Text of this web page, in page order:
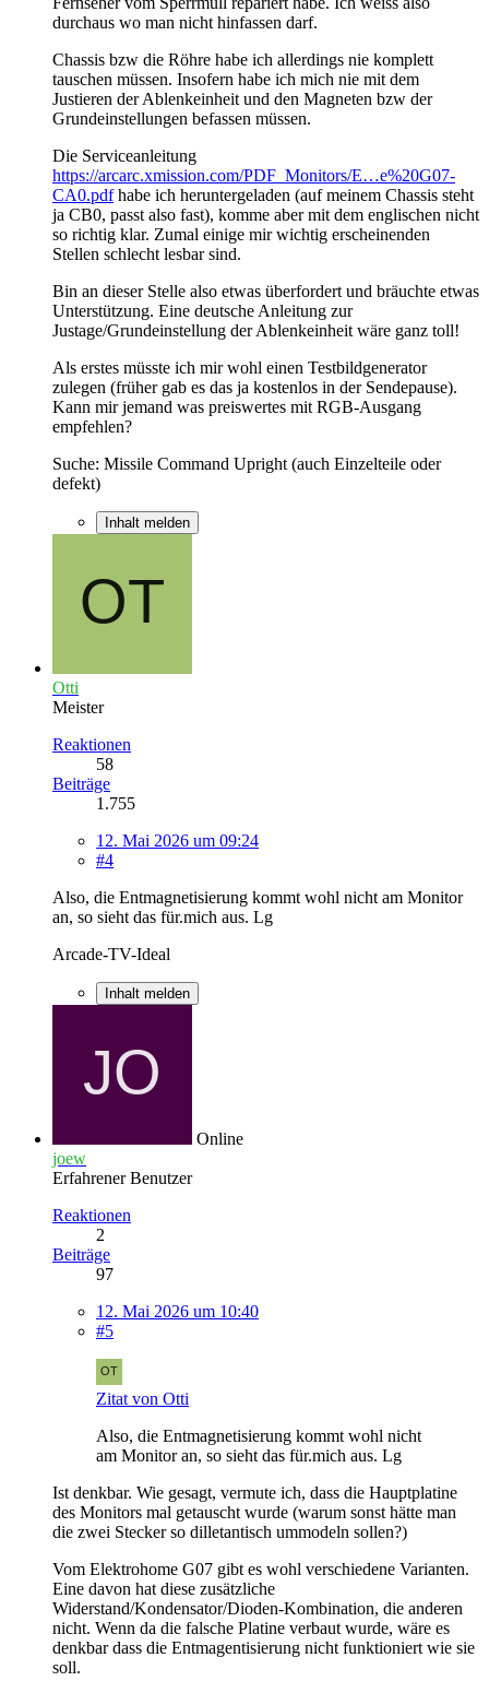
durchaus wo man nicht hinfassen darf.
Chassis bzw die Röhre habe ich allerdings nie komplett
tauschen müssen. Insofern habe ich mich nie mit dem
Justieren der Ablenkeinheit und den Magneten bzw der
Grundeinstellungen befassen müssen.
Die Serviceanleitung
https://arcarc.xmission.com/PDF_Monitors/E…e%20G07-
CA0.pdfhabe ich heruntergeladen (auf meinem Chassis steht
ja CB0, passt also fast), komme aber mit dem englischen nicht
so richtig klar. Zumal einige mir wichtig erscheinenden
Stellen schlecht lesbar sind.
Bin an dieser Stelle also etwas überfordert und bräuchte etwas
Unterstützung. Eine deutsche Anleitung zur
Justage/Grundeinstellung der Ablenkeinheit wäre ganz toll!
Als erstes müsste ich mir wohl einen Testbildgenerator
zulegen (früher gab es das ja kostenlos in der Sendepause).
Kann mir jemand was preiswertes mit RGB-Ausgang
empfehlen?
Suche: Missile Command Upright (auch Einzelteile oder
defekt)
Inhalt melden
Otti
Meister
Reaktionen
58
Beiträge
1.755
12. Mai 2026 um 09:24
#4
Also, die Entmagnetisierung kommt wohl nicht am Monitor
an, so sieht das für.mich aus. Lg
Arcade-TV-Ideal
Inhalt melden
Online
joew
Erfahrener Benutzer
Reaktionen
2
Beiträge
97
12. Mai 2026 um 10:40
#5
Zitat von Otti
Also, die Entmagnetisierung kommt wohl nicht
am Monitor an, so sieht das für.mich aus. Lg
Ist denkbar. Wie gesagt, vermute ich, dass die Hauptplatine
des Monitors mal getauscht wurde (warum sonst hätte man
die zwei Stecker so dilletantisch ummodeln sollen?)
Vom Elektrohome G07 gibt es wohl verschiedene Varianten.
Eine davon hat diese zusätzliche
Widerstand/Kondensator/Dioden-Kombination, die anderen
nicht. Wenn da die falsche Platine verbaut wurde, wäre es
denkbar dass die Entmagentisierung nicht funktioniert wie sie
soll.